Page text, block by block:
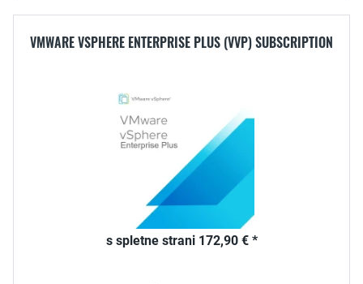
VMWARE VSPHERE ENTERPRISE PLUS (VVP) SUBSCRIPTION
s spletne strani 172,90 € *